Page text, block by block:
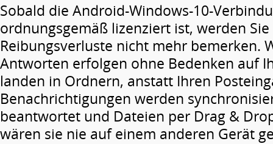
Sobald die Android-Windows-10-
ordnungsgemäß lizenziert ist, werden
Reibungsverluste nicht mehr bemerken.
Antworten erfolgen ohne Bedenken auf
landen in Ordnern, anstatt Ihren
Benachrichtigungen werden
beantwortet und Dateien per Drag &
wären sie nie auf einem anderen Gerät